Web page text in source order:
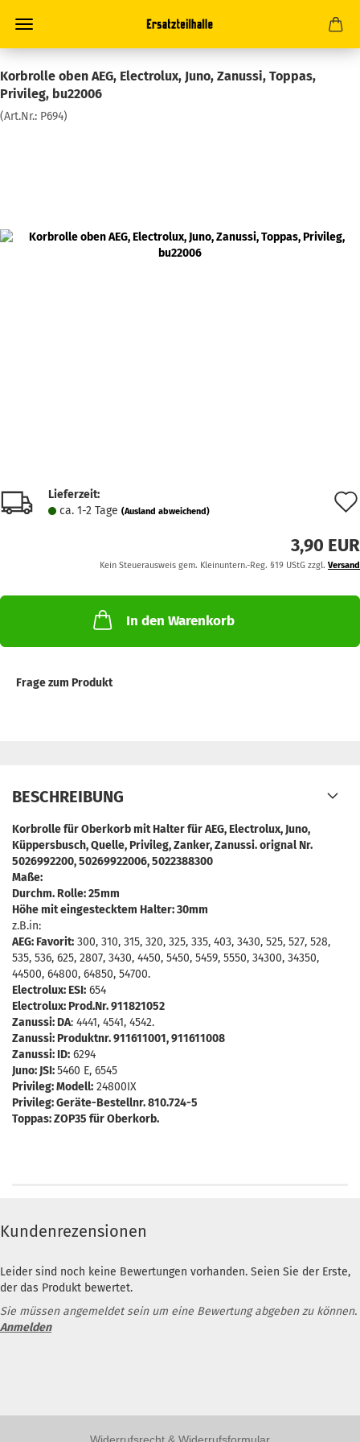
Korbrolle oben AEG, Electrolux, Juno, Zanussi, Toppas,
Privileg, bu22006
(Art.Nr.: P694)
Lieferzeit:
ca. 1-2 Tage (Ausland abweichend)
3,90 EUR
Kein Steuerausweis gem. Kleinuntern.-Reg. §19 UStG zzgl. Versand
In den Warenkorb
Frage zum Produkt
BESCHREIBUNG
Korbrolle für Oberkorb mit Halter für AEG, Electrolux, Juno,
Küppersbusch, Quelle, Privileg, Zanker, Zanussi. orignal Nr.
5026992200, 50269922006, 5022388300
Maße:
Durchm. Rolle: 25mm
Höhe mit eingestecktem Halter: 30mm
z.B.in:
AEG: Favorit: 300, 310, 315, 320, 325, 335, 403, 3430, 525, 527, 528,
535, 536, 625, 2807, 3430, 4450, 5450, 5459, 5550, 34300, 34350,
44500, 64800, 64850, 54700.
Electrolux: ESI: 654
Electrolux: Prod.Nr. 911821052
Zanussi: DA: 4441, 4541, 4542.
Zanussi: Produktnr. 911611001, 911611008
Zanussi: ID: 6294
Juno: JSI:5460 E, 6545
Privileg: Modell: 24800IX
Privileg: Geräte-Bestellnr. 810.724-5
Toppas: ZOP35 für Oberkorb.
Kundenrezensionen
Leider sind noch keine Bewertungen vorhanden. Seien Sie der Erste,
der das Produkt bewertet.
Sie müssen angemeldet sein um eine Bewertung abgeben zu können.
Anmelden